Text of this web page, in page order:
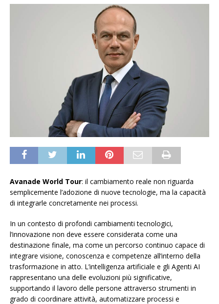
Avanade World Tour: il cambiamento reale non riguarda
semplicemente l’adozione di nuove tecnologie, ma la capacità
di integrarle concretamente nei processi.
In un contesto di profondi cambiamenti tecnologici,
l’innovazione non deve essere considerata come una
destinazione finale, ma come un percorso continuo capace di
integrare visione, conoscenza e competenze all’interno della
trasformazione in atto. L’intelligenza artificiale e gli Agenti AI
rappresentano una delle evoluzioni più significative,
supportando il lavoro delle persone attraverso strumenti in
grado di coordinare attività, automatizzare processi e